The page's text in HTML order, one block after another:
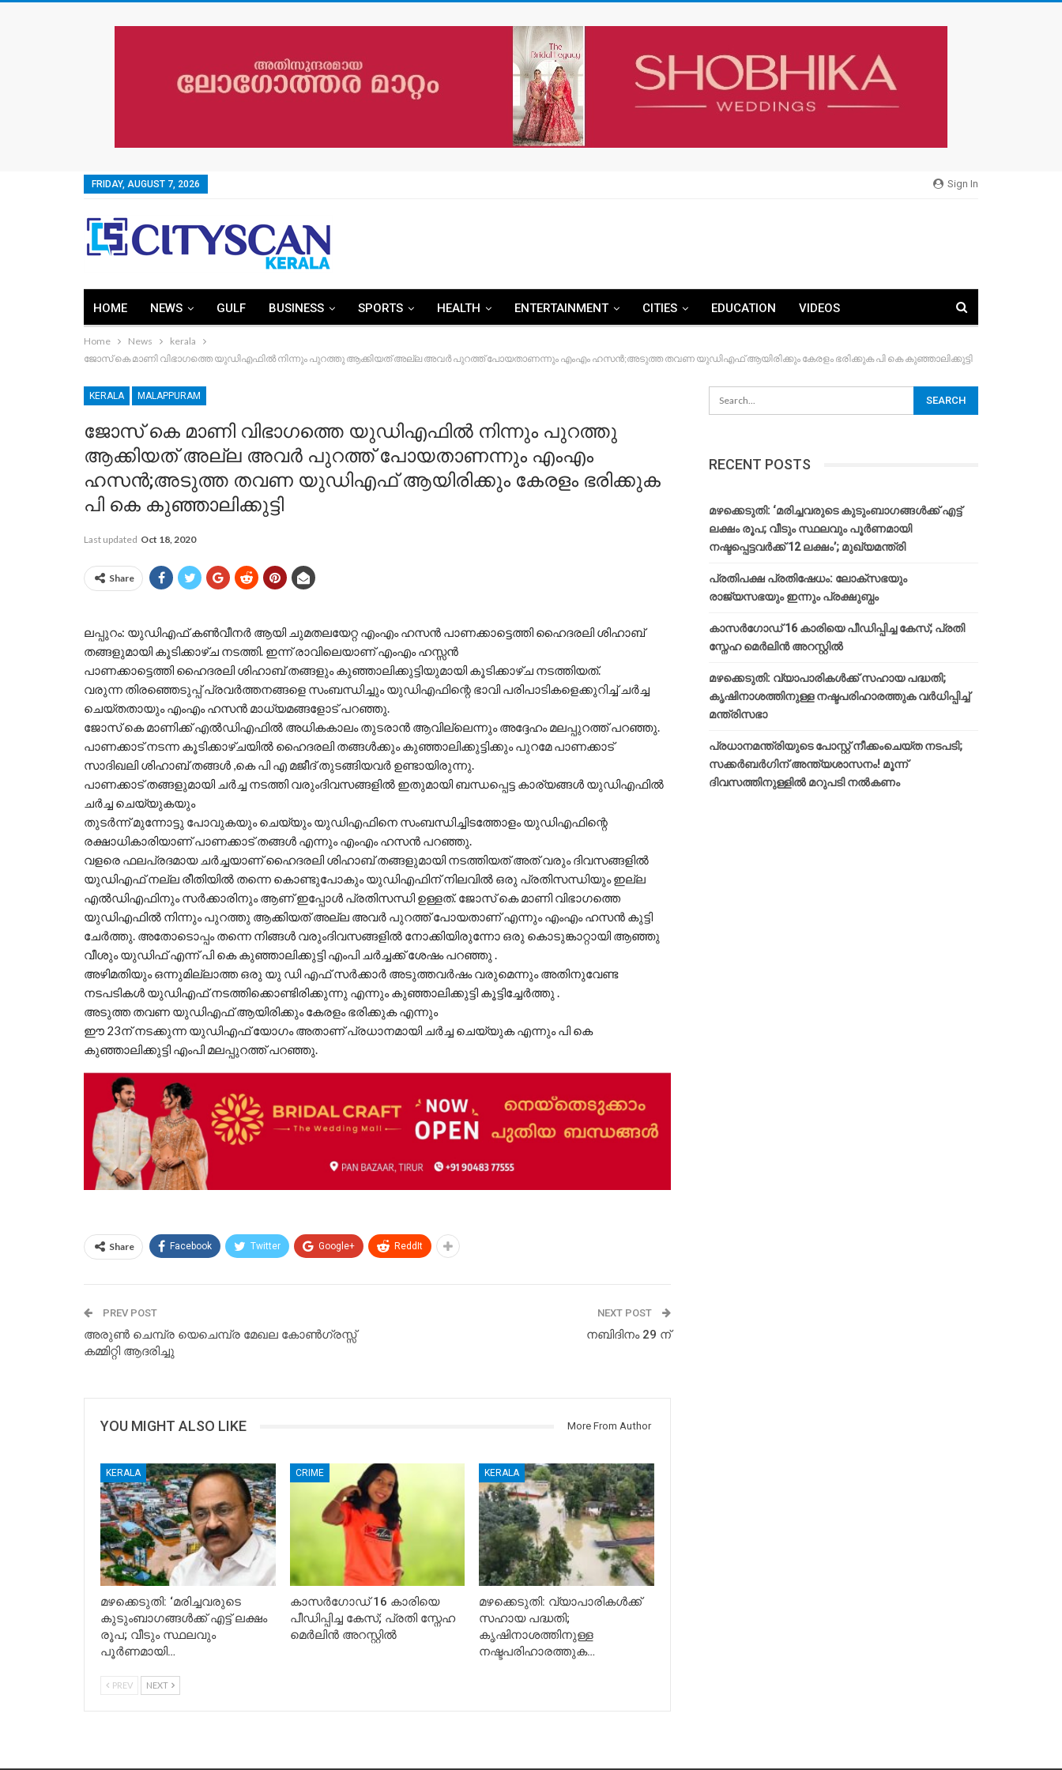
Sign In
FRIDAY, AUGUST 7, 2026
HOME NEWS GULF BUSINESS SPORTS HEALTH ENTERTAINMENT CITIES EDUCATION VIDEOS
Home News
kerala
ജോസ് കെ മാണി വിഭാഗത്തെ യുഡിഎഫിൽ നിന്നും പുറത്തു ആക്കിയത് അല്ല അവർ പുറത്ത് പോയതാണന്നും എംഎം ഹസൻ;അടുത്ത തവണ യുഡിഎഫ് ആയിരിക്കും കേരളം ഭരിക്കുക പി കെ കുഞ്ഞാലിക്കുട്ടി
KERALA MALAPPURAM
ജോസ് കെ മാണി വിഭാഗത്തെ യുഡിഎഫിൽ നിന്നും പുറത്തു
ആക്കിയത് അല്ല അവർ പുറത്ത് പോയതാണന്നും എംഎം
ഹസൻ;അടുത്ത തവണ യുഡിഎഫ് ആയിരിക്കും കേരളം ഭരിക്കുക
പി കെ കുഞ്ഞാലിക്കുട്ടി
Last updated Oct 18, 2020
Share
ലപ്പുറം: യുഡിഎഫ് കൺവീനർ ആയി ചുമതലയേറ്റ എംഎം ഹസൻ പാണക്കാട്ടെത്തി ഹൈദരലി ശിഹാബ്
തങ്ങളുമായി കൂടിക്കാഴ്ച നടത്തി. ഇന്ന് രാവിലെയാണ് എംഎം ഹസ്സൻ
പാണക്കാട്ടെത്തി ഹൈദരലി ശിഹാബ് തങ്ങളും കുഞ്ഞാലിക്കുട്ടിയുമായി കൂടിക്കാഴ്ച നടത്തിയത്.
വരുന്ന തിരഞ്ഞെടുപ്പ് പ്രവർത്തനങ്ങളെ സംബന്ധിച്ചും യുഡിഎഫിന്റെ ഭാവി പരിപാടികളെക്കുറിച്ച് ചർച്ച
ചെയ്തതായും എംഎം ഹസൻ മാധ്യമങ്ങളോട് പറഞ്ഞു.
ജോസ് കെ മാണിക്ക് എൽഡിഎഫിൽ അധികകാലം തുടരാൻ ആവില്ലെന്നും അദ്ദേഹം മലപ്പുറത്ത് പറഞ്ഞു.
പാണക്കാട് നടന്ന കൂടിക്കാഴ്ചയിൽ ഹൈദരലി തങ്ങൾക്കും കുഞ്ഞാലിക്കുട്ടിക്കും പുറമേ പാണക്കാട്
സാദിഖലി ശിഹാബ് തങ്ങൾ ,കെ പി എ മജീദ് തുടങ്ങിയവർ ഉണ്ടായിരുന്നു.
പാണക്കാട് തങ്ങളുമായി ചർച്ച നടത്തി വരുംദിവസങ്ങളിൽ ഇതുമായി ബന്ധപ്പെട്ട കാര്യങ്ങൾ യുഡിഎഫിൽ
ചർച്ച ചെയ്യുകയും
തുടർന്ന് മുന്നോട്ടു പോവുകയും ചെയ്യും യുഡിഎഫിനെ സംബന്ധിച്ചിടത്തോളം യുഡിഎഫിന്റെ
രക്ഷാധികാരിയാണ് പാണക്കാട് തങ്ങൾ എന്നും എംഎം ഹസൻ പറഞ്ഞു.
വളരെ ഫലപ്രദമായ ചർച്ചയാണ് ഹൈദരലി ശിഹാബ് തങ്ങളുമായി നടത്തിയത് അത് വരും ദിവസങ്ങളിൽ
യുഡിഎഫ് നല്ല രീതിയിൽ തന്നെ കൊണ്ടുപോകും യുഡിഎഫിന് നിലവിൽ ഒരു പ്രതിസന്ധിയും ഇല്ല
എൽഡിഎഫിനും സർക്കാരിനും ആണ് ഇപ്പോൾ പ്രതിസന്ധി ഉള്ളത്. ജോസ് കെ മാണി വിഭാഗത്തെ
യുഡിഎഫിൽ നിന്നും പുറത്തു ആക്കിയത് അല്ല അവർ പുറത്ത് പോയതാണ് എന്നും എംഎം ഹസൻ കുട്ടി
ചേർത്തു. അതോടൊപ്പം തന്നെ നിങ്ങൾ വരുംദിവസങ്ങളിൽ നോക്കിയിരുന്നോ ഒരു കൊടുങ്കാറ്റായി ആഞ്ഞു
വീശും യുഡിഫ് എന്ന് പി കെ കുഞ്ഞാലിക്കുട്ടി എംപി ചർച്ചക്ക് ശേഷം പറഞ്ഞു .
അഴിമതിയും ഒന്നുമില്ലാത്ത ഒരു യു ഡി എഫ് സർക്കാർ അടുത്തവർഷം വരുമെന്നും അതിനുവേണ്ട
നടപടികൾ യുഡിഎഫ് നടത്തിക്കൊണ്ടിരിക്കുന്നു എന്നും കുഞ്ഞാലിക്കുട്ടി കൂട്ടിച്ചേർത്തു .
അടുത്ത തവണ യുഡിഎഫ് ആയിരിക്കും കേരളം ഭരിക്കുക എന്നും
ഈ 23ന് നടക്കുന്ന യുഡിഎഫ് യോഗം അതാണ് പ്രധാനമായി ചർച്ച ചെയ്യുക എന്നും പി കെ
കുഞ്ഞാലിക്കുട്ടി എംപി മലപ്പുറത്ത് പറഞ്ഞു.
Share Facebook Twitter Google+ ReddIt
PREV POST
അരുൺ ചെമ്പ്ര യെചെമ്പ്ര മേഖല കോൺഗ്രസ്സ്
കമ്മിറ്റി ആദരിച്ചു
NEXT POST
നബിദിനം 29 ന്
YOU MIGHT ALSO LIKE More From Author
KERALA
മഴക്കെടുതി: ‘മരിച്ചവരുടെ
കുടുംബാഗങ്ങൾക്ക് എട്ട് ലക്ഷം
രൂപ; വീടും സ്ഥലവും
പൂർണമായി…
CRIME
കാസർഗോഡ് 16 കാരിയെ
പീഡിപ്പിച്ച കേസ്; പ്രതി സ്നേഹ
മെർലിൻ അറസ്റ്റിൽ
KERALA
മഴക്കെടുതി: വ്യാപാരികൾക്ക്
സഹായ പദ്ധതി;
കൃഷിനാശത്തിനുള്ള
നഷ്ടപരിഹാരത്തുക…
PREV NEXT
RECENT POSTS
മഴക്കെടുതി: ‘മരിച്ചവരുടെ കുടുംബാഗങ്ങൾക്ക് എട്ട്
ലക്ഷം രൂപ; വീടും സ്ഥലവും പൂർണമായി
നഷ്ടപ്പെട്ടവർക്ക് 12 ലക്ഷം’; മുഖ്യമന്ത്രി
പ്രതിപക്ഷ പ്രതിഷേധം: ലോക്സഭയും
രാജ്യസഭയും ഇന്നും പ്രക്ഷുബ്ധം
കാസർഗോഡ് 16 കാരിയെ പീഡിപ്പിച്ച കേസ്; പ്രതി
സ്നേഹ മെർലിൻ അറസ്റ്റിൽ
മഴക്കെടുതി: വ്യാപാരികൾക്ക് സഹായ പദ്ധതി;
കൃഷിനാശത്തിനുള്ള നഷ്ടപരിഹാരത്തുക വർ‌ധിപ്പിച്ച്
മന്ത്രിസഭാ
പ്രധാനമന്ത്രിയുടെ പോസ്റ്റ് നീക്കംചെയ്ത നടപടി;
സക്കർബർഗിന് അന്ത്യശാസനം! മൂന്ന്
ദിവസത്തിനുള്ളില്‍ മറുപടി നല്‍കണം